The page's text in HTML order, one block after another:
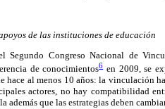
de las instituciones de educación
Segundo Congreso Nacional de
de conocimientos6en 2009, se
hace al menos 10 años: la vinculación
actores, no hay compatibilidad
además que las estrategias deben